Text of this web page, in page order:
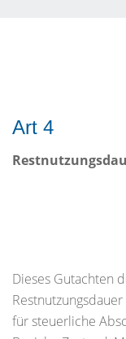
Art 4
Dieses Gutachten
für steuerliche